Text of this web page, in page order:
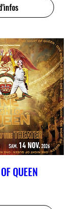
QUEEN